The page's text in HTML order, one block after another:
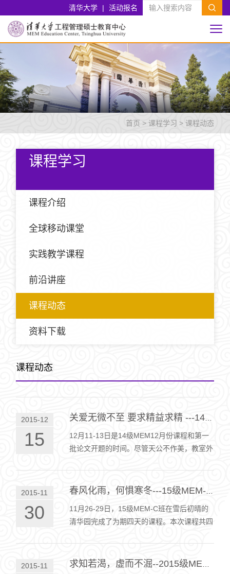
清华大学 | 活动报名
首页 >课程学习 >课程动态
课程学习
课程介绍
全球移动课堂
实践教学课程
前沿讲座
课程动态
资料下载
课程动态
2015-12
15
关爱无微不至 要求精益求精 ---14级MEM12月课程及论文开题
12月11-13日是14级MEM12月份课程和第一
批论文开题的时间。尽管天公不作美，教室外
教育…
2015-11
30
春风化雨，何惧寒冬---15级MEM-C班11月课程记
11月26-29日，15级MEM-C班在雪后初晴的
清华园完成了为期四天的课程。本次课程共四
老…
2015-11